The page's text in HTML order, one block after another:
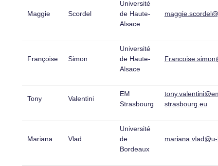
Maggie Scordel
Université
de Haute-
Alsace
Françoise Simon
Université
de Haute-
Alsace
Tony Valentini
EM
Strasbourg
strasbourg.eu
Mariana Vlad
Université
de
Bordeaux